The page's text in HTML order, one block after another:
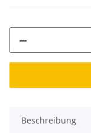
Beschreibung